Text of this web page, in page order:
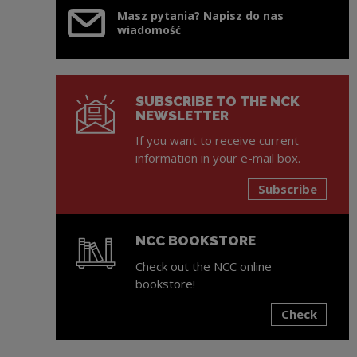
Masz pytania? Napisz do nas
wiadomość
SUBSCRIBE TO THE NCK
NEWSLETTER
If you want to receive current
information in your e-mail box.
Subscribe
NCC BOOKSTORE
Check out the NCC online
bookstore!
Check